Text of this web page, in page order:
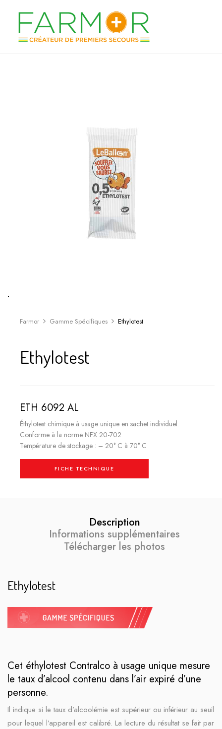
Farmor Gamme Spécifiques Ethylotest
Ethylotest
ETH 6092 AL
Éthylotest chimique à usage unique en sachet individuel.
Conforme à la norme NFX 20-702
Température de stockage : – 20° C à 70° C
FICHE TECHNIQUE
Description
Informations supplémentaires
Télécharger les photos
Ethylotest
Cet éthylotest Contralco à usage unique mesure
le taux d’alcool contenu dans l’air expiré d’une
personne.
Il indique si le taux d’alcoolémie est supérieur ou inférieur au seuil
pour lequel l’appareil est calibré. La lecture du résultat se fait par